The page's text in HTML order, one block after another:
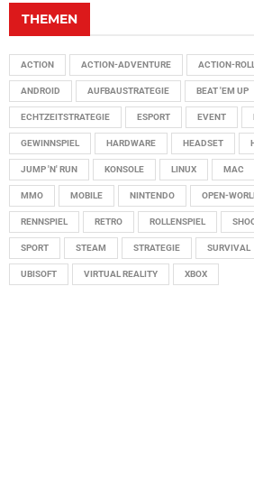
THEMEN
ACTION ACTION-ADVENTURE ACTION-
ANDROID AUFBAUSTRATEGIE BEAT 'EM UP
ECHTZEITSTRATEGIE ESPORT EVENT
GEWINNSPIEL HARDWARE HEADSET
JUMP 'N' RUN KONSOLE LINUX MAC
MMO MOBILE NINTENDO OPEN-
RENNSPIEL RETRO ROLLENSPIEL
SPORT STEAM STRATEGIE SURVIVAL
UBISOFT VIRTUAL REALITY XBOX